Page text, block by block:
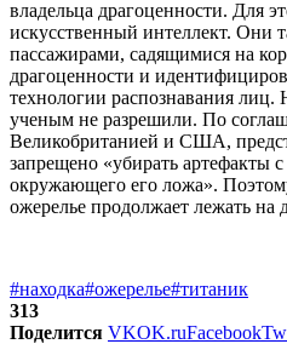
владельца драгоценности. Для
искусственный интеллект. Они
пассажирами, садящимися на
драгоценности и
технологии распознавания лиц.
ученым не разрешили. По
Великобританией и США,
запрещено «убирать артефакты
окружающего его ложа».
ожерелье продолжает лежать на
#находка#ожерелье#титаник
313
Поделится VKOK.ruFacebook